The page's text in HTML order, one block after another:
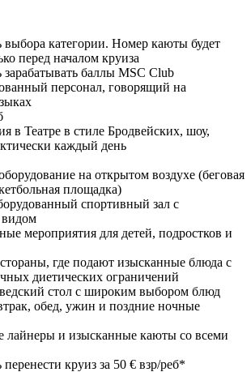
категории. Номер каюты будет
перед началом круиза
баллы MSC Сlub
персонал, говорящий на
в Театре в стиле Бродвейских, шоу,
каждый день
на открытом воздухе (беговая
площадка)
спортивный зал с
мероприятия для детей, подростков и
где подают изысканные блюда с
диетических ограничений
стол с широким выбором блюд
обед, ужин и поздние ночные
лайнеры и изысканные каюты со всеми
круиз за 50 € взр/реб*